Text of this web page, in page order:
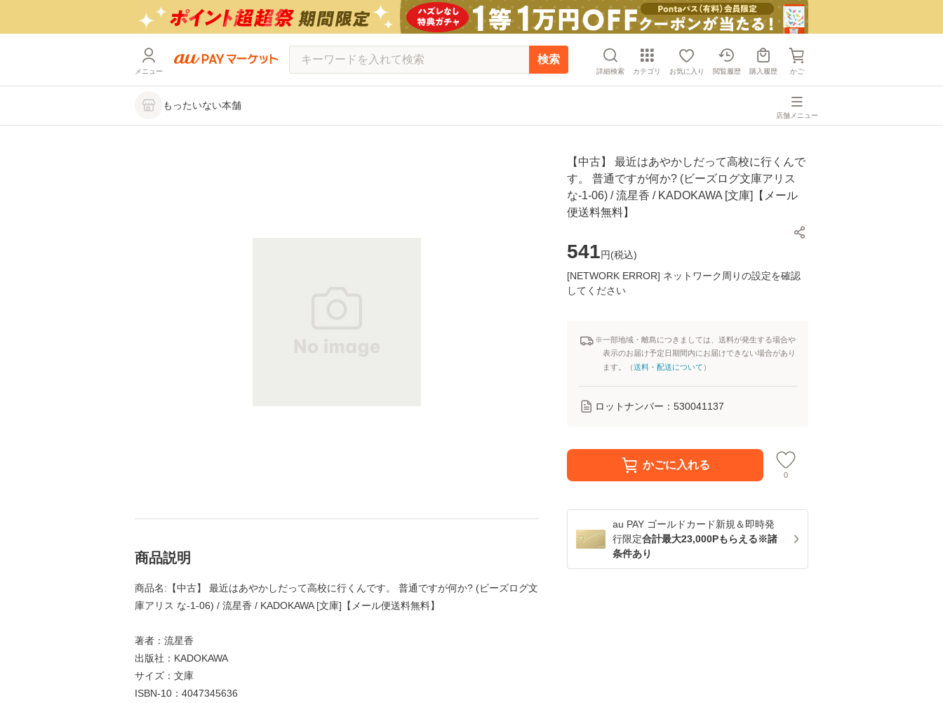
メニュー
検索
詳細検索 カテゴリ お気に入り 閲覧履歴 購入履歴 かご
もったいない本舗
店舗メニュー
【中古】 最近はあやかしだって高校に行くんで
す。 普通ですが何か? (ビーズログ文庫アリス
な-1-06) / 流星香 / KADOKAWA [文庫]【メール
便送料無料】
541円(税込)
[NETWORK ERROR] ネットワーク周りの設定を確認
してください
※一部地域・離島につきましては、送料が発生する場合や
表示のお届け予定日期間内にお届けできない場合があり
ます。（送料・配送について ）
ロットナンバー： 530041137
かごに入れる
0
au PAY ゴールドカード新規＆即時発
行限定合計最大23,000Pもらえる※諸
条件あり
商品説明
商品名:【中古】 最近はあやかしだって高校に行くんです。 普通ですが何か? (ビーズログ文
庫アリス な-1-06) / 流星香 / KADOKAWA [文庫]【メール便送料無料】
著者：流星香
出版社：KADOKAWA
サイズ：文庫
ISBN-10：4047345636